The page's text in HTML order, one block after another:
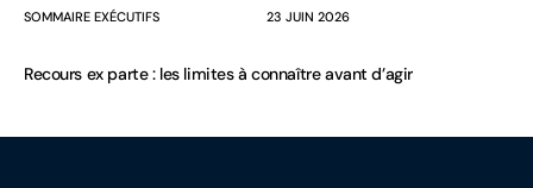
SOMMAIRE EXÉCUTIFS 23 JUIN 2026
Recours ex parte : les limites à connaître avant d’agir